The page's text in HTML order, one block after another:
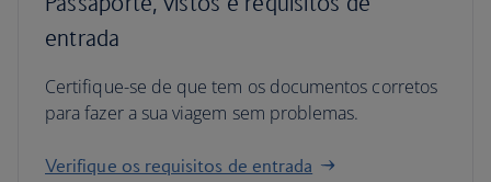
entrada
Certifique-se de que tem os documentos corretos
para fazer a sua viagem sem problemas.
Verifique os requisitos de entrada